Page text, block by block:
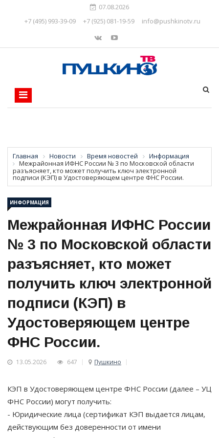
07.08.2026
+7 (495) 993-39-09
+7 (925) 081-19-59 info@pushkinotv.ru
Главная Новости Время новостей
Информация
Межрайонная ИФНС России № 3 по Московской области
разъясняет, кто может получить ключ электронной
подписи (КЭП) в Удостоверяющем центре ФНС России.
ИНФОРМАЦИЯ
Межрайонная ИФНС России
№ 3 по Московской области
разъясняет, кто может
получить ключ электронной
подписи (КЭП) в
Удостоверяющем центре
ФНС России.
13.05.2026 647 Пушкино
КЭП в Удостоверяющем центре ФНС России (далее – УЦ
ФНС России) могут получить:
- Юридические лица (сертификат КЭП выдается лицам,
действующим без доверенности от имени